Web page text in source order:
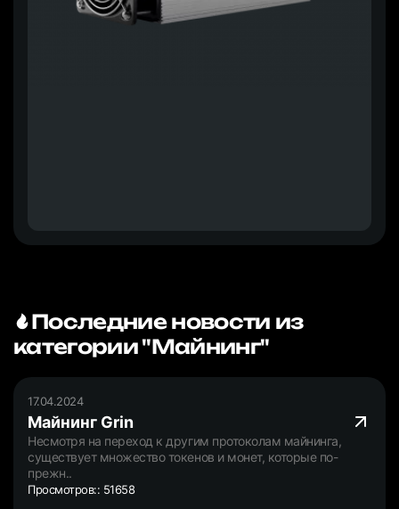
Последние новости из
категории "Майнинг"
17.04.2024
Майнинг Grin
Несмотря на переход к другим протоколам майнинга,
существует множество токенов и монет, которые по-
прежн..
Просмотров:: 51658